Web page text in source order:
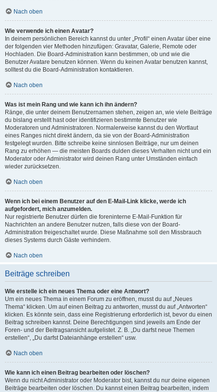
Nach oben
Wie verwende ich einen Avatar?
In deinem persönlichen Bereich kannst du unter „Profil“ einen Avatar über eine
der folgenden vier Methoden hinzufügen: Gravatar, Galerie, Remote oder
Hochladen. Die Board-Administration kann bestimmen, ob und wie die
Benutzer Avatare benutzen können. Wenn du keinen Avatar benutzen kannst,
solltest du die Board-Administration kontaktieren.
Nach oben
Was ist mein Rang und wie kann ich ihn ändern?
Ränge, die unter deinem Benutzernamen stehen, zeigen an, wie viele Beiträge
du bislang erstellt hast oder identifizieren bestimmte Benutzer wie
Moderatoren und Administratoren. Normalerweise kannst du den Wortlaut
eines Ranges nicht direkt ändern, da sie von der Board-Administration
festgelegt wurden. Bitte schreibe keine sinnlosen Beiträge, nur um deinen
Rang zu erhöhen — die meisten Boards dulden dieses Verhalten nicht und ein
Moderator oder Administrator wird deinen Rang unter Umständen einfach
wieder zurücksetzen.
Nach oben
Wenn ich bei einem Benutzer auf den E-Mail-Link klicke, werde ich
aufgefordert, mich anzumelden.
Nur registrierte Benutzer dürfen die foreninterne E-Mail-Funktion für
Nachrichten an andere Benutzer nutzen, falls diese von der Board-
Administration freigeschaltet wurde. Diese Maßnahme soll den Missbrauch
dieses Systems durch Gäste verhindern.
Nach oben
Beiträge schreiben
Wie erstelle ich ein neues Thema oder eine Antwort?
Um ein neues Thema in einem Forum zu eröffnen, musst du auf „Neues
Thema“ klicken. Um auf einen Beitrag zu antworten, musst du auf „Antworten“
klicken. Es könnte sein, dass eine Registrierung erforderlich ist, bevor du einen
Beitrag schreiben kannst. Deine Berechtigungen sind jeweils am Ende der
Foren- und der Beitragsansicht aufgelistet. Z. B. „Du darfst neue Themen
erstellen“, „Du darfst Dateianhänge erstellen“ usw.
Nach oben
Wie kann ich einen Beitrag bearbeiten oder löschen?
Wenn du nicht Administrator oder Moderator bist, kannst du nur deine eigenen
Beiträge bearbeiten oder löschen. Du kannst einen Beitrag bearbeiten, indem